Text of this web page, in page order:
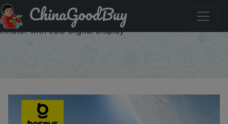
Акція на Baseus Wireless Car Air Pump Portable Air
Compressor for Car Motorcycles Bicycle Electric Tire
Inflator with LCD Digital Display
ChinaGoodBuy